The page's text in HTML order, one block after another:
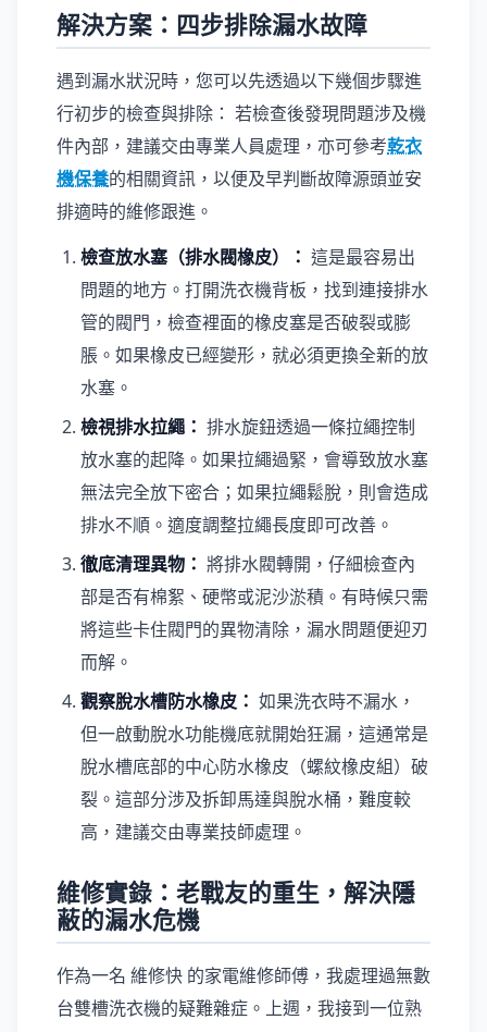
解決方案：四步排除漏水故障
遇到漏水狀況時，您可以先透過以下幾個步驟進
行初步的檢查與排除： 若檢查後發現問題涉及機
件內部，建議交由專業人員處理，亦可參考乾衣
機保養的相關資訊，以便及早判斷故障源頭並安
排適時的維修跟進。
檢查放水塞（排水閥橡皮）： 這是最容易出
問題的地方。打開洗衣機背板，找到連接排水
管的閥門，檢查裡面的橡皮塞是否破裂或膨
脹。如果橡皮已經變形，就必須更換全新的放
水塞。
檢視排水拉繩： 排水旋鈕透過一條拉繩控制
放水塞的起降。如果拉繩過緊，會導致放水塞
無法完全放下密合；如果拉繩鬆脫，則會造成
排水不順。適度調整拉繩長度即可改善。
徹底清理異物： 將排水閥轉開，仔細檢查內
部是否有棉絮、硬幣或泥沙淤積。有時候只需
將這些卡住閥門的異物清除，漏水問題便迎刃
而解。
觀察脫水槽防水橡皮： 如果洗衣時不漏水，
但一啟動脫水功能機底就開始狂漏，這通常是
脫水槽底部的中心防水橡皮（螺紋橡皮組）破
裂。這部分涉及拆卸馬達與脫水桶，難度較
高，建議交由專業技師處理。
維修實錄：老戰友的重生，解決隱
蔽的漏水危機
作為一名 維修快 的家電維修師傅，我處理過無數
台雙槽洗衣機的疑難雜症。上週，我接到一位熟